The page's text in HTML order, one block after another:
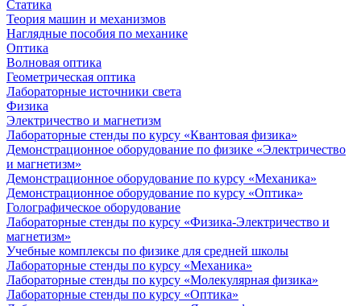
Статика
Теория машин и механизмов
Наглядные пособия по механике
Оптика
Волновая оптика
Геометрическая оптика
Лабораторные источники света
Физика
Электричество и магнетизм
Лабораторные стенды по курсу «Квантовая физика»
Демонстрационное оборудование по физике «Электричество
и магнетизм»
Демонстрационное оборудование по курсу «Механика»
Демонстрационное оборудование по курсу «Оптика»
Голографическое оборудование
Лабораторные стенды по курсу «Физика-Электричество и
магнетизм»
Учебные комплексы по физике для средней школы
Лабораторные стенды по курсу «Механика»
Лабораторные стенды по курсу «Молекулярная физика»
Лабораторные стенды по курсу «Оптика»